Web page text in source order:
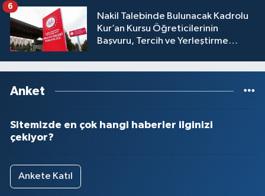
Nakil Talebinde Bulunacak Kadrolu
Kur’an Kursu Öğreticilerinin
Başvuru, Tercih ve Yerleştirme
6
Anket
Sitemizde en çok hangi haberler ilginizi
çekiyor?
Ankete Katıl